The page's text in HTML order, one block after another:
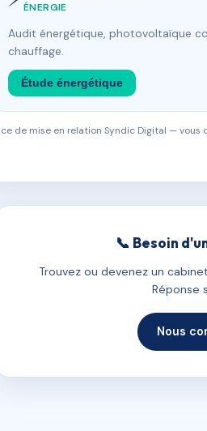
ÉNERGIE
Audit énergétique, photovoltaïque
chauffage.
Étude énergétique
de mise en relation Syndic Digital — vous
📞 Besoin
Trouvez ou devenez un
Réponse
Nous